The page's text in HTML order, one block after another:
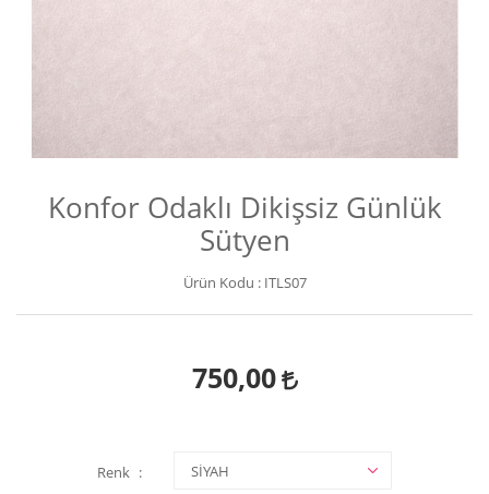
Konfor Odaklı Dikişsiz Günlük
Sütyen
Ürün Kodu : ITLS07
750,00
Renk